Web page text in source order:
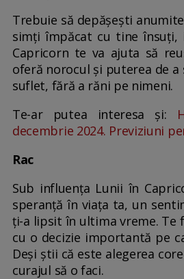
Trebuie să depășești
simți împăcat cu tine însuți,
Capricorn te va ajuta să
oferă norocul și puterea de a
suflet, fără a răni pe nimeni.
Te-ar putea interesa și:
decembrie 2024. Previziuni
Rac
Sub influența Lunii în
speranță în viața ta, un
ți-a lipsit în ultima vreme. Te
cu o decizie importantă pe
Deși știi că este alegerea
curajul să o faci.